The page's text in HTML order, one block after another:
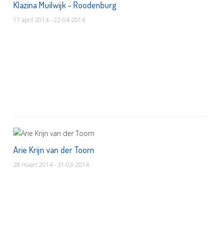
Klazina Muilwijk - Roodenburg
17 april 2014 - 22-04-2014
Arie Krijn van der Toorn
28 maart 2014 - 31-03-2014